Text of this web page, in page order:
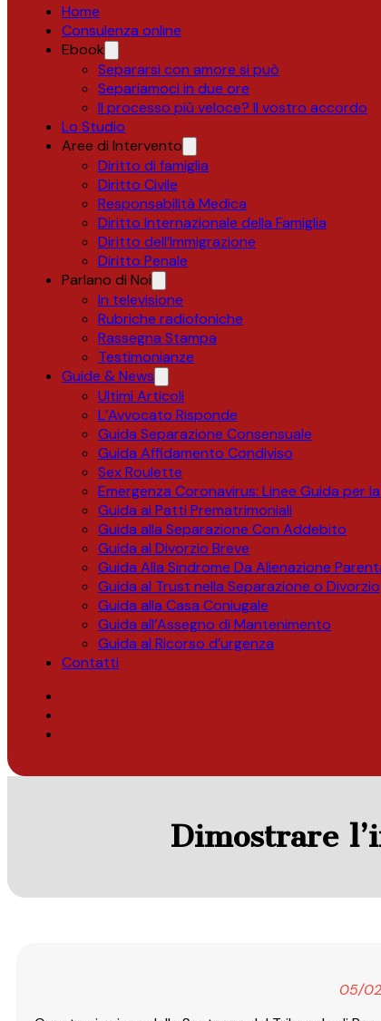
Home
Consulenza online
Ebook
Separarsi con amore si può
Separiamoci in due ore
Il processo più veloce? Il vostro accordo
Lo Studio
Aree di Intervento
Diritto di famiglia
Diritto Civile
Responsabilità Medica
Diritto Internazionale della Famiglia
Diritto dell’Immigrazione
Diritto Penale
Parlano di Noi
In televisione
Rubriche radiofoniche
Rassegna Stampa
Testimonianze
Guide & News
Ultimi Articoli
L’Avvocato Risponde
Guida Separazione Consensuale
Guida Affidamento Condiviso
Sex Roulette
Emergenza Coronavirus: Linee Guida per
Guida ai Patti Prematrimoniali
Guida alla Separazione Con Addebito
Guida al Divorzio Breve
Guida Alla Sindrome Da Alienazione
Guida al Trust nella Separazione o Divorzio
Guida alla Casa Coniugale
Guida all’Assegno di Mantenimento
Guida al Ricorso d’urgenza
Contatti
Dimostrare
05/